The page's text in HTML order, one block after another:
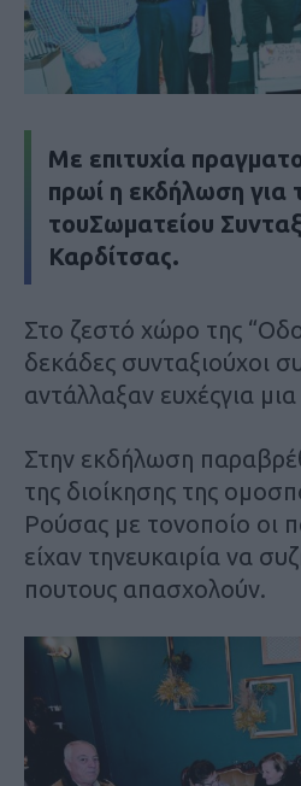
Mε επιτυχία
πρωί η εκδήλωση για
τουΣωματείου
Καρδίτσας.
Στο ζεστό χώρο της
δεκάδες συνταξιούχοι
αντάλλαξαν ευχέςγια
Στην εκδήλωση
της διοίκησης της
Ρούσας με τονοποίο οι
είχαν τηνευκαιρία να
πουτους απασχολούν.